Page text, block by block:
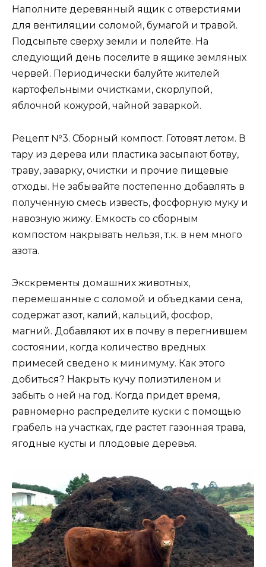
Наполните деревянный ящик с отверстиями
для вентиляции соломой, бумагой и травой.
Подсыпьте сверху земли и полейте. На
следующий день поселите в ящике земляных
червей. Периодически балуйте жителей
картофельными очистками, скорлупой,
яблочной кожурой, чайной заваркой.
Рецепт №3. Сборный компост. Готовят летом. В
тару из дерева или пластика засыпают ботву,
траву, заварку, очистки и прочие пищевые
отходы. Не забывайте постепенно добавлять в
полученную смесь известь, фосфорную муку и
навозную жижу. Емкость со сборным
компостом накрывать нельзя, т.к. в нем много
азота.
Экскременты домашних животных,
перемешанные с соломой и объедками сена,
содержат азот, калий, кальций, фосфор,
магний. Добавляют их в почву в перегнившем
состоянии, когда количество вредных
примесей сведено к минимуму. Как этого
добиться? Накрыть кучу полиэтиленом и
забыть о ней на год. Когда придет время,
равномерно распределите куски с помощью
грабель на участках, где растет газонная трава,
ягодные кусты и плодовые деревья.